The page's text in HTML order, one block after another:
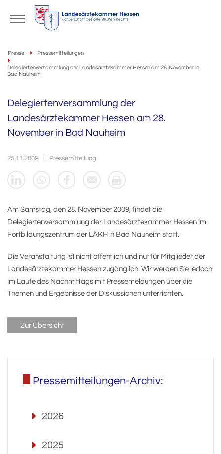
Presse Pressemitteilungen
Delegiertenversammlung der Landesärztekammer Hessen am 28. November in
Bad Nauheim
Delegiertenversammlung der
Landesärztekammer Hessen am 28.
November in Bad Nauheim
25.11.2009 Pressemitteilung
Am Samstag, den 28. November 2009, findet die
Delegiertenversammlung der Landesärztekammer Hessen im
Fortbildungszentrum der LÄKH in Bad Nauheim statt.
Die Veranstaltung ist nicht öffentlich und nur für Mitglieder der
Landesärztekammer Hessen zugänglich. Wir werden Sie jedoch
im Laufe des Nachmittags mit Pressemeldungen über die
Themen und Ergebnisse der Diskussionen unterrichten.
Zur Übersicht
Pressemitteilungen-Archiv:
2026
2025